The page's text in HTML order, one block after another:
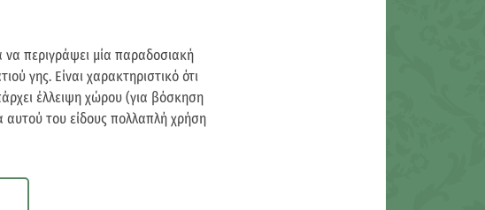
να περιγράψει μία παραδοσιακή
γης. Είναι χαρακτηριστικό ότι
έλλειψη χώρου (για βόσκηση
αυτού του είδους πολλαπλή χρήση